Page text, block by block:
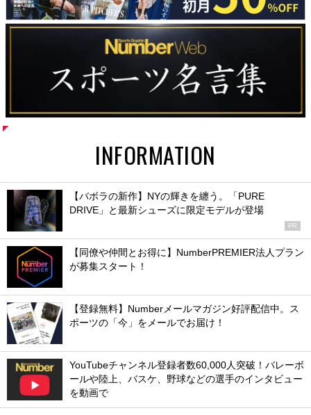
INFORMATION
【バボラの新作】NYの輝きを纏う。「PURE
DRIVE」と最新シューズに限定モデルが登場
PR
【同僚や仲間とお得に】NumberPREMIER法人プラン
が募集スタート！
【登録無料】Numberメールマガジン好評配信中。ス
ポーツの「今」をメールでお届け！
YouTubeチャンネル登録者数60,000人突破！バレーボ
ールや陸上、バスケ、野球などの選手のインタビュー
を動画で